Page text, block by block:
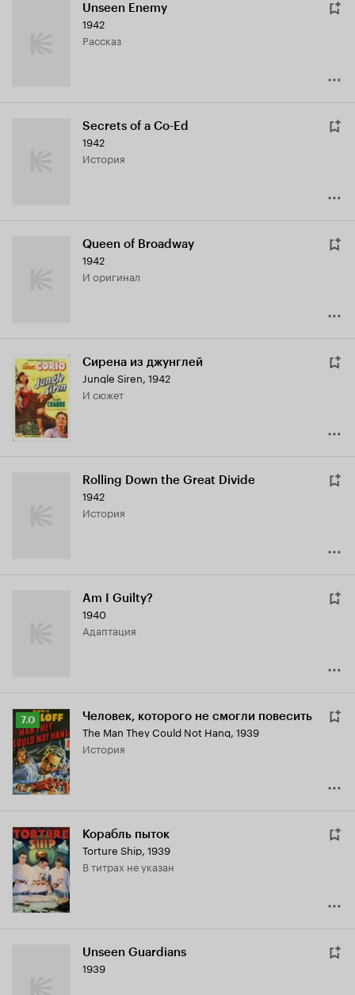
Unseen Enemy
1942
рассказ
Secrets of a Co-Ed
1942
история
Queen of Broadway
1942
и оригинал
Сирена из джунглей
Jungle Siren, 1942
и сюжет
Rolling Down the Great Divide
1942
история
Am I Guilty?
1940
адаптация
Рейтинг
Кинопоиска
7.0
7.0 Человек, которого не смогли повесить
The Man They Could Not Hang, 1939
история
Корабль пыток
Torture Ship, 1939
в титрах не указан
Unseen Guardians
1939